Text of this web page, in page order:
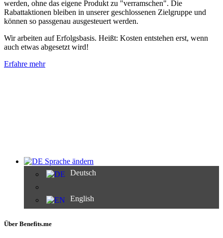
werden, ohne das eigene Produkt zu "verramschen". Die
Rabattaktionen bleiben in unserer geschlossenen Zielgruppe und
können so passgenau ausgesteuert werden.
Wir arbeiten auf Erfolgsbasis. Heißt: Kosten entstehen erst, wenn
auch etwas abgesetzt wird!
Erfahre mehr
Sprache ändern
Deutsch
English
Über Benefits.me